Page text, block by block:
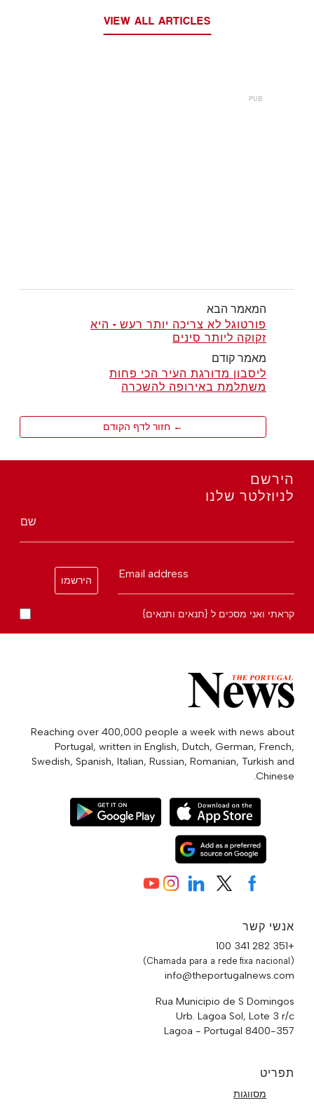
VIEW ALL ARTICLES
המאמר הבא
פורטוגל לא צריכה יותר רעש - היא
זקוקה ליותר סינים
מאמר קודם
ליסבון מדורגת העיר הכי פחות
משתלמת באירופה להשכרה
← חזור לדף הקודם
הירשם
לניוזלטר שלנו
שם
Email address
הירשמו
קראתי ואני מסכים ל {תנאים ותנאים}
Reaching over 400,000 people a week with news about
Portugal, written in English, Dutch, German, French,
Swedish, Spanish, Italian, Russian, Romanian, Turkish and
Chinese.
אנשי קשר
+351 282 341 100
(Chamada para a rede fixa nacional)
info@theportugalnews.com
Rua Municipio de S Domingos
Urb. Lagoa Sol, Lote 3 r/c
8400-357 Lagoa - Portugal
תפריט
מסווגות